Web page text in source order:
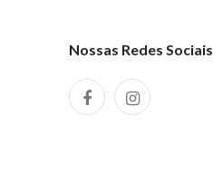
Nossas Redes Sociais